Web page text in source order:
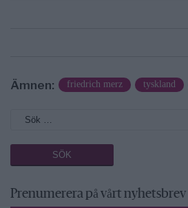
Ämnen: friedrich merz tyskland
Prenumerera på vårt nyhetsbrev